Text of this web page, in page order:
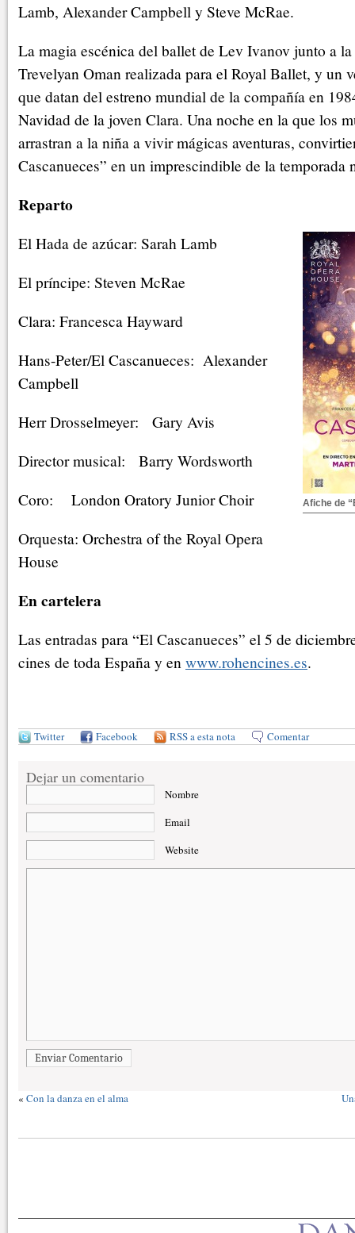
Lamb, Alexander Campbell y Steve McRae.
La magia escénica del ballet de Lev Ivanov junto a
Trevelyan Oman realizada para el Royal Ballet, y un
que datan del estreno mundial de la compañía en
Navidad de la joven Clara. Una noche en la que los
arrastran a la niña a vivir mágicas aventuras,
Cascanueces” en un imprescindible de la temporada
Reparto
Afiche de
El Hada de azúcar: Sarah Lamb
El príncipe: Steven McRae
Clara: Francesca Hayward
Hans-Peter/El Cascanueces: Alexander
Campbell
Herr Drosselmeyer: Gary Avis
Director musical: Barry Wordsworth
Coro: London Oratory Junior Choir
Orquesta: Orchestra of the Royal Opera
House
En cartelera
Las entradas para “El Cascanueces” el 5 de
cines de toda España y en www.rohencines.es.
Twitter Facebook RSS a esta nota Comentar
Dejar un comentario
Nombre
Email
Website
Enviar Comentario
« Con la danza en el alma